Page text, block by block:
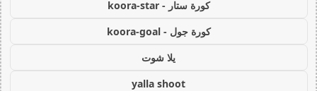
كورة ستار - koora-star
كورة جول - koora-goal
يلا شوت
yalla shoot